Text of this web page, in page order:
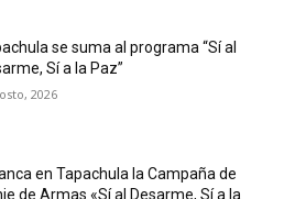
se suma al programa “Sí al
Sí a la Paz”
2026
en Tapachula la Campaña de
de Armas «Sí al Desarme, Sí a la